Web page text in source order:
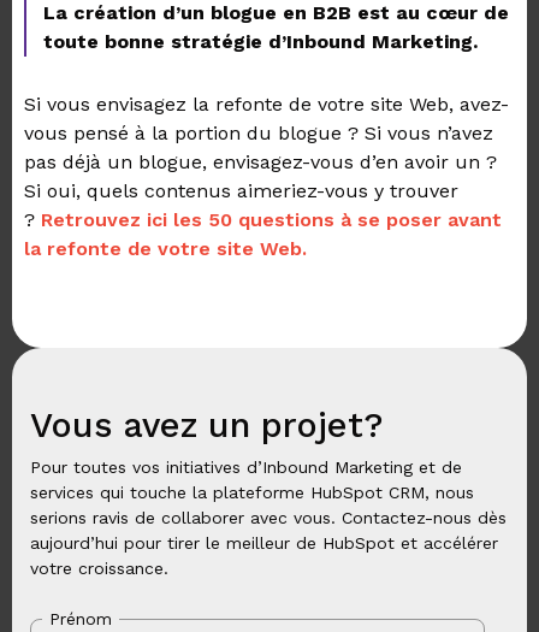
La création d’un blogue en B2B est au cœur de
toute bonne stratégie d’Inbound Marketing.
Si vous envisagez la refonte de votre site Web, avez-
vous pensé à la portion du blogue ? Si vous n’avez
pas déjà un blogue, envisagez-vous d’en avoir un ?
Si oui, quels contenus aimeriez-vous y trouver
? Retrouvez ici les 50 questions à se poser avant
la refonte de votre site Web.
Vous avez un projet?
Pour toutes vos initiatives d’Inbound Marketing et de
services qui touche la plateforme HubSpot CRM, nous
serions ravis de collaborer avec vous. Contactez-nous dès
aujourd’hui pour tirer le meilleur de HubSpot et accélérer
votre croissance.
Prénom